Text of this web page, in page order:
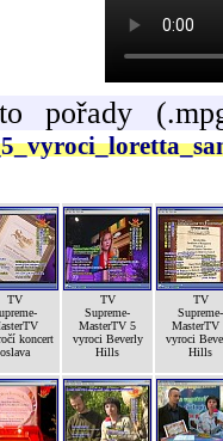
pořady
TV
koncert
oslava
TV
Supreme-
MasterTV 5
vyroci Beverly
Hills
TV
Supreme-
MasterTV
vyroci
Hills